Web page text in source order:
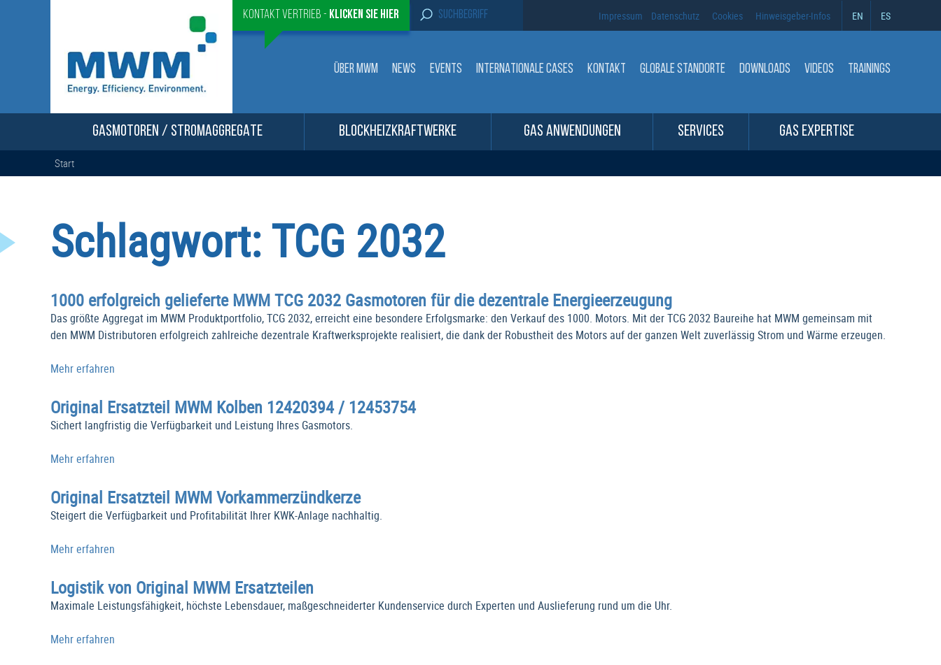
Kontakt Vertrieb - Klicken sie Hier
S
e
r
:
Impressum Datenschutz Cookies Hinweisgeber-Infos EN ES
ÜBER MWM NEWS EVENTS INTERNATIONALE CASES KONTAKT GLOBALE STANDORTE DOWNLOADS VIDEOS TRAININGS
GASMOTOREN / STROMAGGREGATE BLOCKHEIZKRAFTWERKE GAS ANWENDUNGEN SERVICES GAS EXPERTISE
Start
Schlagwort:TCG 2032
1000 erfolgreich gelieferte MWM TCG 2032 Gasmotoren für die dezentrale Energieerzeugung
Das größte Aggregat im MWM Produktportfolio, TCG 2032, erreicht eine besondere Erfolgsmarke: den Verkauf des 1000. Motors. Mit der TCG 2032 Baureihe hat MWM gemeinsam mit
den MWM Distributoren erfolgreich zahlreiche dezentrale Kraftwerksprojekte realisiert, die dank der Robustheit des Motors auf der ganzen Welt zuverlässig Strom und Wärme erzeugen.
Mehr erfahren
Original Ersatzteil MWM Kolben 12420394 / 12453754
Sichert langfristig die Verfügbarkeit und Leistung Ihres Gasmotors.
Mehr erfahren
Original Ersatzteil MWM Vorkammerzündkerze
Steigert die Verfügbarkeit und Profitabilität Ihrer KWK-Anlage nachhaltig.
Mehr erfahren
Logistik von Original MWM Ersatzteilen
Maximale Leistungsfähigkeit, höchste Lebensdauer, maßgeschneiderter Kundenservice durch Experten und Auslieferung rund um die Uhr.
Mehr erfahren